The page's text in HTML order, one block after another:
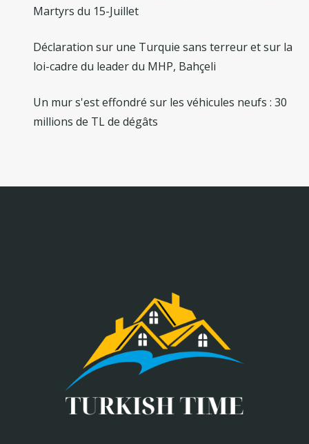
Martyrs du 15-Juillet
Déclaration sur une Turquie sans terreur et sur la
loi-cadre du leader du MHP, Bahçeli
Un mur s'est effondré sur les véhicules neufs : 30
millions de TL de dégâts